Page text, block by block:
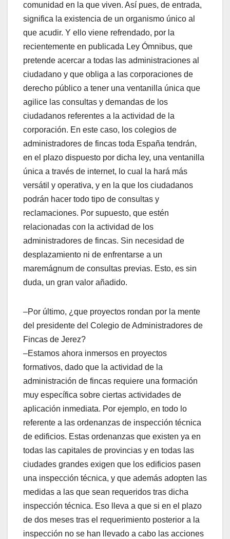
comunidad en la que viven. Así pues, de entrada,
significa la existencia de un organismo único al
que acudir. Y ello viene refrendado, por la
recientemente en publicada Ley Ómnibus, que
pretende acercar a todas las administraciones al
ciudadano y que obliga a las corporaciones de
derecho público a tener una ventanilla única que
agilice las consultas y demandas de los
ciudadanos referentes a la actividad de la
corporación. En este caso, los colegios de
administradores de fincas toda España tendrán,
en el plazo dispuesto por dicha ley, una ventanilla
única a través de internet, lo cual la hará más
versátil y operativa, y en la que los ciudadanos
podrán hacer todo tipo de consultas y
reclamaciones. Por supuesto, que estén
relacionadas con la actividad de los
administradores de fincas. Sin necesidad de
desplazamiento ni de enfrentarse a un
maremágnum de consultas previas. Esto, es sin
duda, un gran valor añadido.
–Por último, ¿que proyectos rondan por la mente
del presidente del Colegio de Administradores de
Fincas de Jerez?
–Estamos ahora inmersos en proyectos
formativos, dado que la actividad de la
administración de fincas requiere una formación
muy específica sobre ciertas actividades de
aplicación inmediata. Por ejemplo, en todo lo
referente a las ordenanzas de inspección técnica
de edificios. Estas ordenanzas que existen ya en
todas las capitales de provincias y en todas las
ciudades grandes exigen que los edificios pasen
una inspección técnica, y que además adopten las
medidas a las que sean requeridos tras dicha
inspección técnica. Eso lleva a que si en el plazo
de dos meses tras el requerimiento posterior a la
inspección no se han llevado a cabo las acciones